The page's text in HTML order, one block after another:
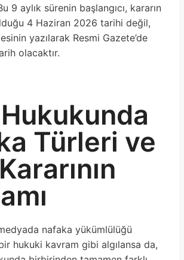
9 aylık sürenin başlangıcı, kararın
4 Haziran 2026 tarihi değil,
yazılarak Resmi Gazete’de
olacaktır.
Türleri ve
nafaka yükümlülüğü
hukuki kavram gibi algılansa da,